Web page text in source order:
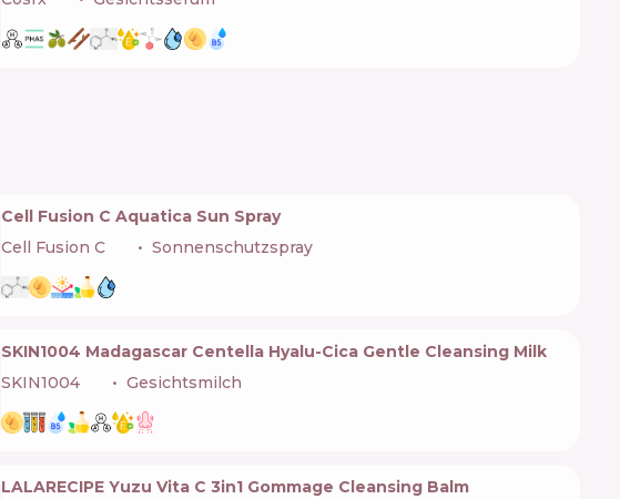
Cell Fusion C Aquatica Sun Spray
Cell Fusion C
Sonnenschutzspray
SKIN1004 Madagascar Centella Hyalu-Cica Gentle Cleansing Milk
SKIN1004
Gesichtsmilch
LALARECIPE Yuzu Vita C 3in1 Gommage Cleansing Balm